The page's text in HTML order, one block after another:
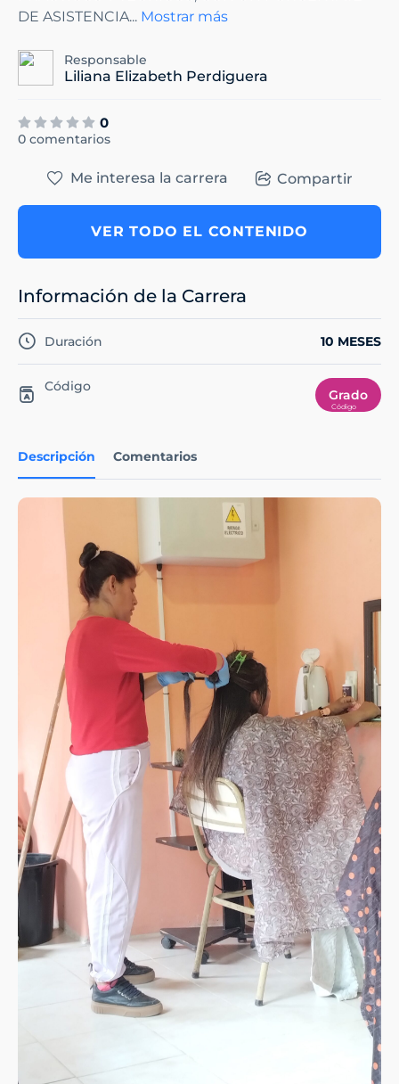
DE ASISTENCIA... Mostrar más
Responsable
Liliana Elizabeth Perdiguera
0
0 comentarios
Descripción Comentarios
Me interesa la carrera Compartir
VER TODO EL CONTENIDO
Información de la Carrera
Duración 10 MESES
Código
Grado